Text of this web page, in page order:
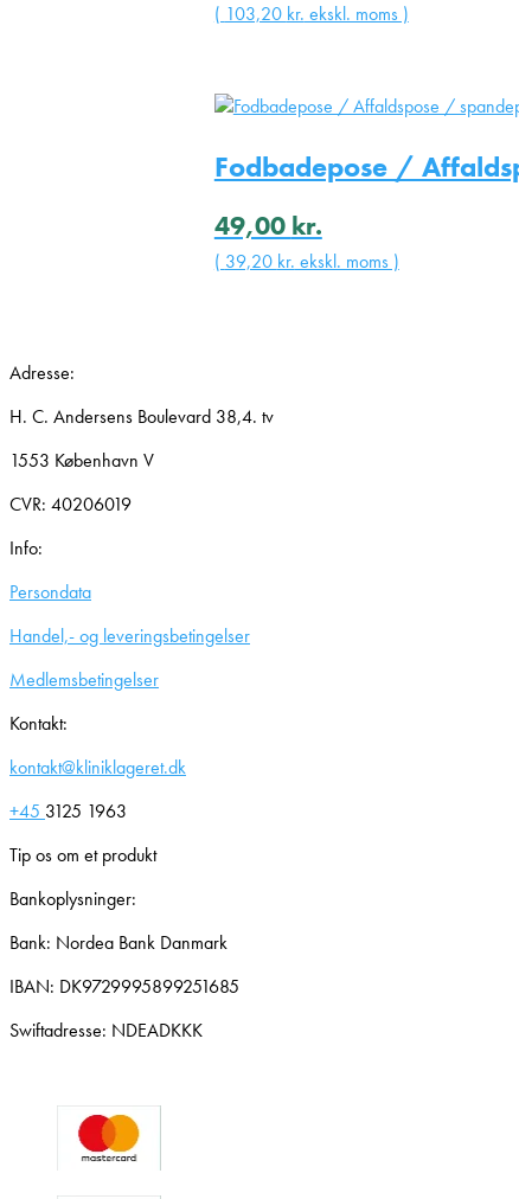
( 103,20 kr. ekskl. moms )
Fodbadepose /
49,00 kr.
( 39,20 kr. ekskl. moms )
Adresse:
H. C. Andersens Boulevard 38,4. tv
1553 København V
CVR: 40206019
Info:
Persondata
Handel,- og leveringsbetingelser
Medlemsbetingelser
Kontakt:
kontakt@kliniklageret.dk
+45 3125 1963
Tip os om et produkt
Bankoplysninger:
Bank: Nordea Bank Danmark
IBAN: DK9729995899251685
Swiftadresse: NDEADKKK